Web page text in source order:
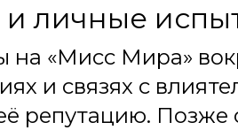
личные
на «Мисс Мира»
и связях с
репутацию.